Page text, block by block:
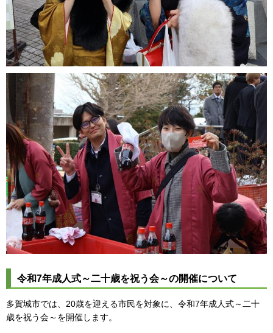
令和7年成人式～二十歳を祝う会～の開催について
多賀城市では、20歳を迎える市民を対象に、令和7年成人式～二十
歳を祝う会～を開催します。